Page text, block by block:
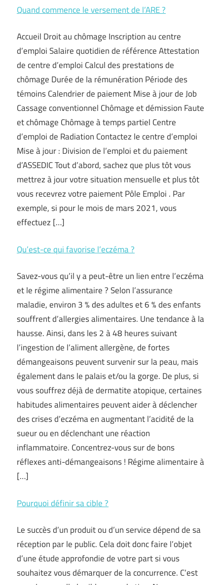
Quand commence le versement de l’ARE ?
Accueil Droit au chômage Inscription au centre
d’emploi Salaire quotidien de référence Attestation
de centre d’emploi Calcul des prestations de
chômage Durée de la rémunération Période des
témoins Calendrier de paiement Mise à jour de Job
Cassage conventionnel Chômage et démission Faute
et chômage Chômage à temps partiel Centre
d’emploi de Radiation Contactez le centre d’emploi
Mise à jour : Division de l’emploi et du paiement
d’ASSEDIC Tout d’abord, sachez que plus tôt vous
mettrez à jour votre situation mensuelle et plus tôt
vous recevrez votre paiement Pôle Emploi . Par
exemple, si pour le mois de mars 2021, vous
effectuez […]
Qu’est-ce qui favorise l’eczéma ?
Savez-vous qu’il y a peut-être un lien entre l’eczéma
et le régime alimentaire ? Selon l’assurance
maladie, environ 3 % des adultes et 6 % des enfants
souffrent d’allergies alimentaires. Une tendance à la
hausse. Ainsi, dans les 2 à 48 heures suivant
l’ingestion de l’aliment allergène, de fortes
démangeaisons peuvent survenir sur la peau, mais
également dans le palais et/ou la gorge. De plus, si
vous souffrez déjà de dermatite atopique, certaines
habitudes alimentaires peuvent aider à déclencher
des crises d’eczéma en augmentant l’acidité de la
sueur ou en déclenchant une réaction
inflammatoire. Concentrez-vous sur de bons
réflexes anti-démangeaisons ! Régime alimentaire à
[…]
Pourquoi définir sa cible ?
Le succès d’un produit ou d’un service dépend de sa
réception par le public. Cela doit donc faire l’objet
d’une étude approfondie de votre part si vous
souhaitez vous démarquer de la concurrence. C’est